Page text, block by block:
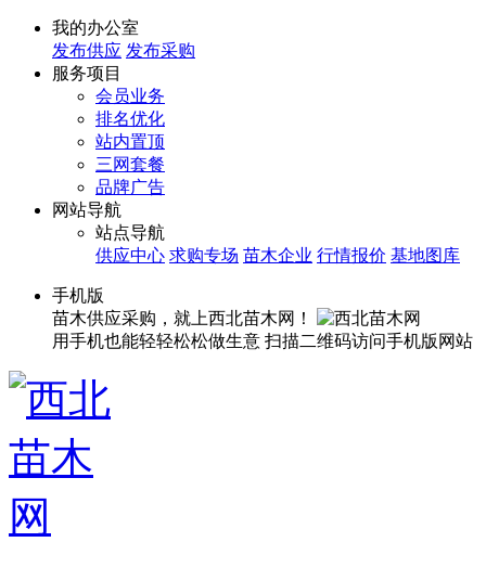
我的办公室
发布供应 发布采购
服务项目
会员业务
排名优化
站内置顶
三网套餐
品牌广告
网站导航
站点导航
供应中心 求购专场 苗木企业 行情报价 基地图库
手机版
苗木供应采购，就上西北苗木网！
用手机也能轻轻松松做生意 扫描二维码访问手机版网站